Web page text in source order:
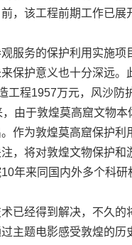
，该工程前期工作已展
服务的保护利用实施项
保护意义也十分深远。
工程1957万元，风沙防
由于敦煌莫高窟文物本
作为敦煌莫高窟保护利
，将对敦煌文物保护和
年来同国内外多个科研
已经得到解决，不久的
主题电影感受敦煌的历